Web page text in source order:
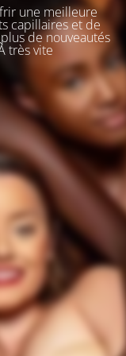
une meilleure
capillaires et de
de nouveautés
très vite